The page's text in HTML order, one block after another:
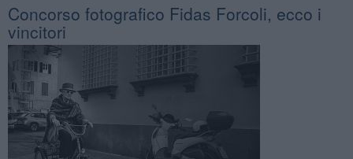
Concorso fotografico Fidas Forcoli, ecco i
vincitori